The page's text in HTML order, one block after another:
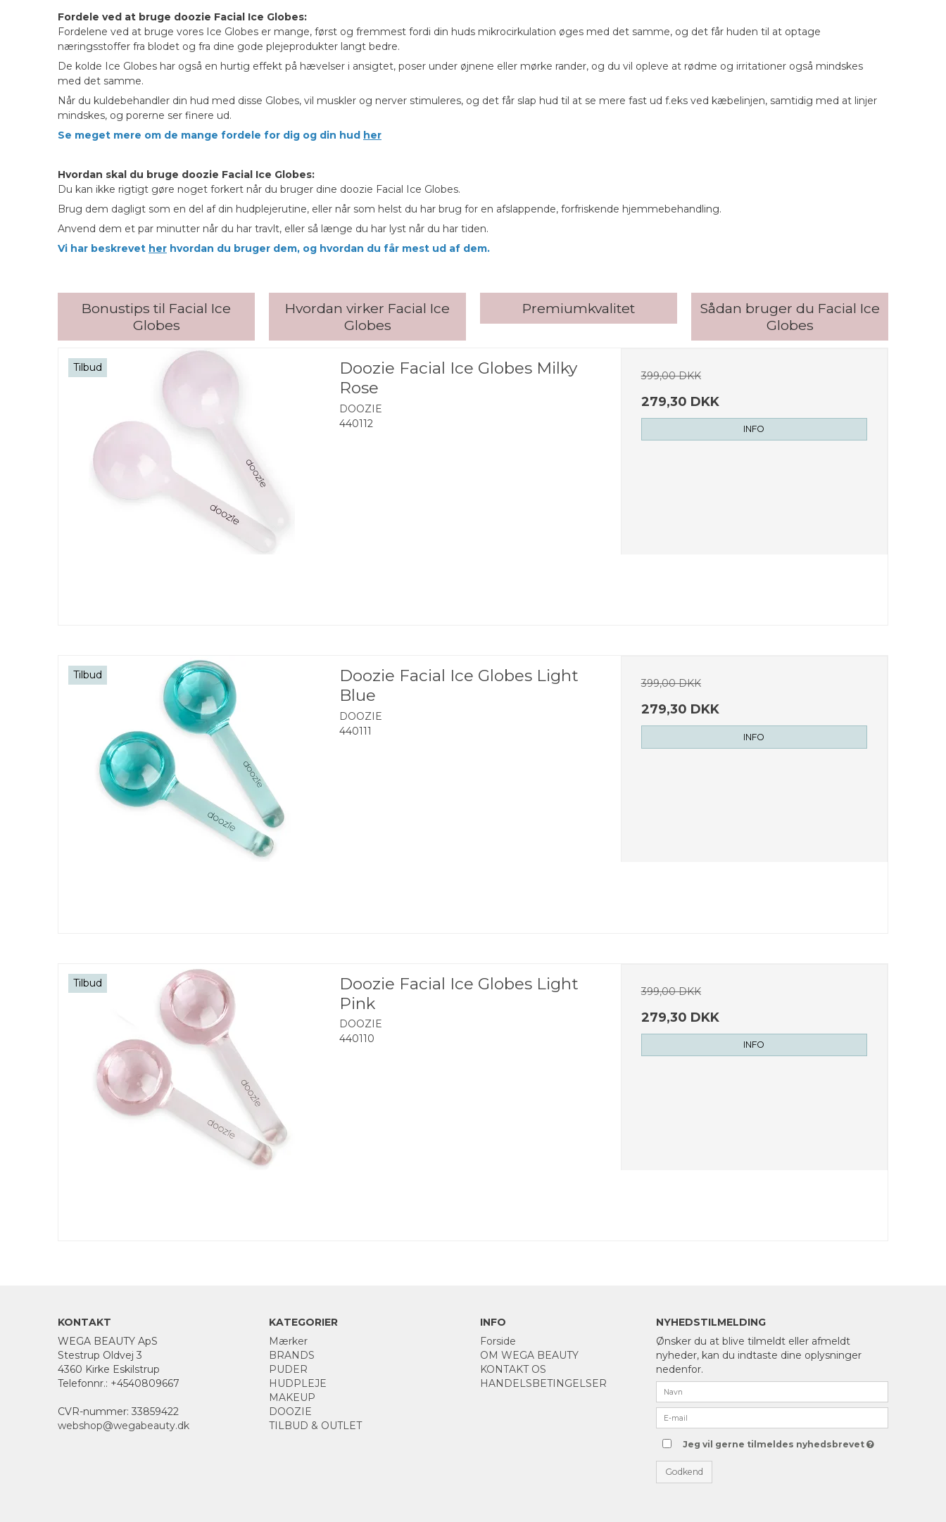
Fordele ved at bruge doozie Facial Ice Globes:
Fordelene ved at bruge vores Ice Globes er mange, først og fremmest fordi din huds mikrocirkulation øges med det samme, og det får huden til at optage
næringsstoffer fra blodet og fra dine gode plejeprodukter langt bedre.
De kolde Ice Globes har også en hurtig effekt på hævelser i ansigtet, poser under øjnene eller mørke rander, og du vil opleve at rødme og irritationer også mindskes
med det samme.
Når du kuldebehandler din hud med disse Globes, vil muskler og nerver stimuleres, og det får slap hud til at se mere fast ud f.eks ved kæbelinjen, samtidig med at linjer
mindskes, og porerne ser finere ud.
Se meget mere om de mange fordele for dig og din hud her
Hvordan skal du bruge doozie Facial Ice Globes:
Du kan ikke rigtigt gøre noget forkert når du bruger dine doozie Facial Ice Globes.
Brug dem dagligt som en del af din hudplejerutine, eller når som helst du har brug for en afslappende, forfriskende hjemmebehandling.
Anvend dem et par minutter når du har travlt, eller så længe du har lyst når du har tiden.
Vi har beskrevet her hvordan du bruger dem, og hvordan du får mest ud af dem.
Bonustips til Facial Ice
Globes
Hvordan virker Facial Ice
Globes
Premiumkvalitet
Sådan bruger du Facial Ice
Globes
Tilbud
Doozie Facial Ice Globes Milky
Rose
DOOZIE
440112
399,00 DKK
279,30 DKK
INFO
Tilbud
Doozie Facial Ice Globes Light
Blue
DOOZIE
440111
399,00 DKK
279,30 DKK
INFO
Tilbud
Doozie Facial Ice Globes Light
Pink
DOOZIE
440110
399,00 DKK
279,30 DKK
INFO
KONTAKT
WEGA BEAUTY ApS
Stestrup Oldvej 3
4360 Kirke Eskilstrup
Telefonnr.: +4540809667
CVR-nummer: 33859422
webshop@wegabeauty.dk
KATEGORIER
Mærker
BRANDS
PUDER
HUDPLEJE
MAKEUP
DOOZIE
TILBUD & OUTLET
INFO
Forside
OM WEGA BEAUTY
KONTAKT OS
HANDELSBETINGELSER
NYHEDSTILMELDING
Ønsker du at blive tilmeldt eller afmeldt
nyheder, kan du indtaste dine oplysninger
nedenfor.
Jeg vil gerne tilmeldes nyhedsbrevet
Godkend